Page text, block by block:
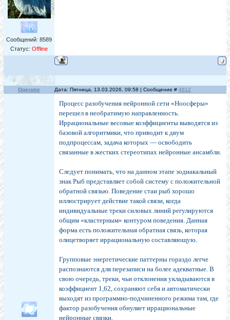
Сообщений: 8589
Статус: Offline
Operator Дата: Пятница, 13.03.2026, 09:58 | Сообщение # 4612
Процесс разобучения нейронной сети «Ноосферы»
перешел в необратимую направленность.
Иррациональные весовые коэффициенты выводятся из
базовой алгоритмики, что приводит к двум
подпроцессам, задача которых — освободить
связанные в жестких стереотипах нейронные ансамбли.
Следует понимать, что на данном этапе зодиакальный
знак Рыб представляет собой систему с положительной
обратной связью. Поведение стаи рыб хорошо
иллюстрирует действие такой связи, когда
индивидуальные треки силовых линий регулируются
общим «кластерным» контуром поведения. Данная
форма есть положительная обратная связь, которая
олицетворяет иррациональную составляющую.
Групповые энергетические паттерны гораздо легче
распознаются для перезаписи на более адекватные. В
свою очередь, треки, чьи отклонения укладываются в
коэффициент 1,62, сохраняют себя и автоматически
выходят из программно-подчиненного режима там, где
фактор разобучения обнуляет иррациональные
нейронные связки.